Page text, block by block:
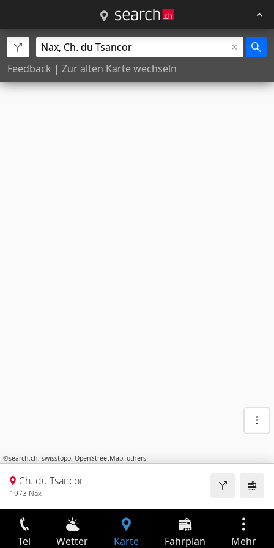
Feedback | Zur alten Karte wechseln
©search.ch, swisstopo, OpenStreetMap, others
Ch. du Tsancor
1973 Nax
Tel Wetter Karte Fahrplan Mehr